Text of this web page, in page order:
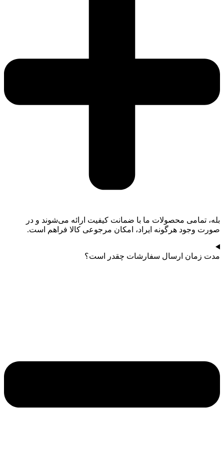
بله، تمامی محصولات ما با ضمانت کیفیت ارائه می‌شوند و در
صورت وجود هرگونه ایراد، امکان مرجوعی کالا فراهم است.
مدت زمان ارسال سفارشات چقدر است؟